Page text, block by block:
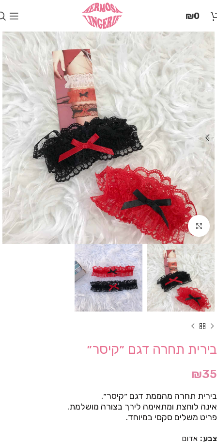
זֶה
מַעֲרֶכֶת
"המרכז
הישראלי
לְהַנְגָּשָׁת
אָתָרִים".
הַמְּסַיַּעַת
לִנְגִישׁוּת
הָאֲתָר.
לִפְתִיחַת
תַּפְרִיט
הֵנְּגִישׁוּת
לְחַץ
ALT+0
₪0
Click to enlarge
בירית תחרה דגם ״קיסר״
₪35
בירית תחרה מהממת דגם ״קיסר״.
אינה לוחצת ומתאימה לירך בצורה מושלמת.
פריט משלים סקסי במיוחד.
צבע אדום